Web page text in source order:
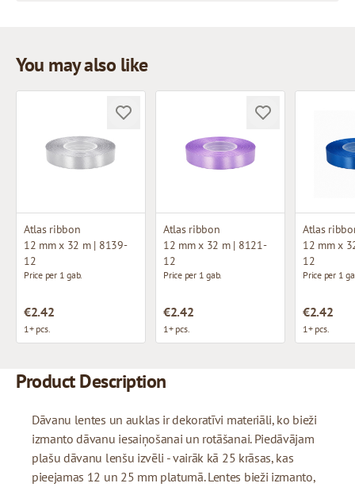
You may also like
Atlas ribbon
12 mm x 32 m | 8139-
12
Price per 1 gab.
€2.42
1+ pcs.
Atlas ribbon
12 mm x 32 m | 8121-
12
Price per 1 gab.
€2.42
1+ pcs.
Atlas
12 mm x
12
Price per 1
€2.42
1+ pcs.
Product Description
Dāvanu lentes un auklas ir dekoratīvi materiāli, ko bieži
izmanto dāvanu iesaiņošanai un rotāšanai. Piedāvājam
plašu dāvanu lenšu izvēli - vairāk kā 25 krāsas, kas
pieejamas 12 un 25 mm platumā. Lentes bieži izmanto,